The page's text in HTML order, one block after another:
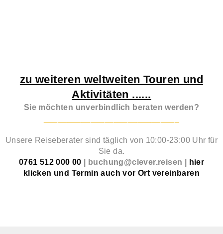
zu weiteren weltweiten Touren und
Aktivitäten ......
Sie möchten unverbindlich beraten werden?
Unsere Reiseberater sind täglich von 10:00-23:00 Uhr für
Sie da.
0761 512 000 00
buchung@clever.reisen
hier
klicken und Termin auch vor Ort vereinbaren